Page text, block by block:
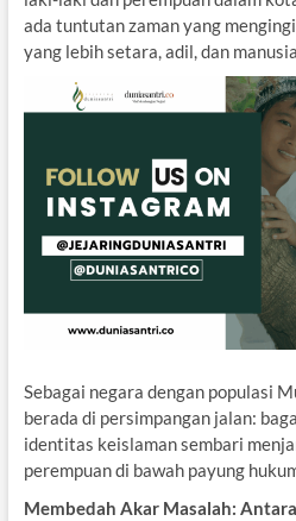
ada tuntutan zaman yang
yang lebih setara, adil, dan
Sebagai negara dengan populasi
berada di persimpangan jalan:
identitas keislaman sembari
perempuan di bawah payung
Membedah Akar Masalah: